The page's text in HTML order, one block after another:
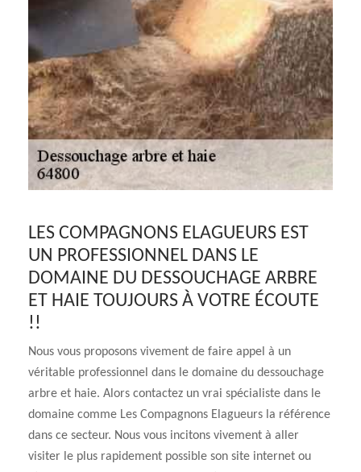
LES COMPAGNONS ELAGUEURS EST
UN PROFESSIONNEL DANS LE
DOMAINE DU DESSOUCHAGE ARBRE
ET HAIE TOUJOURS À VOTRE ÉCOUTE
!!
Nous vous proposons vivement de faire appel à un
véritable professionnel dans le domaine du dessouchage
arbre et haie. Alors contactez un vrai spécialiste dans le
domaine comme Les Compagnons Elagueurs la référence
dans ce secteur. Nous vous incitons vivement à aller
visiter le plus rapidement possible son site internet ou